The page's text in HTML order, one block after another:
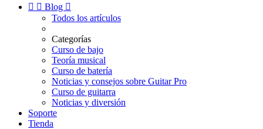
  Blog 
Todos los artículos
Categorías
Curso de bajo
Teoría musical
Curso de batería
Noticias y consejos sobre Guitar Pro
Curso de guitarra
Noticias y diversión
Soporte
Tienda